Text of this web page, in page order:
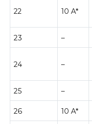
22 10 A*
23 –
24 –
25 –
26 10 A*